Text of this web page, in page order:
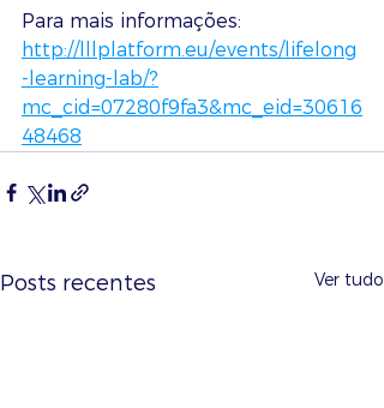
Para mais informações:
http://lllplatform.eu/events/lifelong
-learning-lab/?
mc_cid=07280f9fa3&mc_eid=30616
48468
Posts recentes Ver tudo